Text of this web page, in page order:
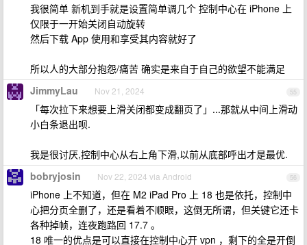
我很简单 新机到手就是设置简单调几个 控制中心在 iPhone 上
仅限于一开始关闭自动旋转
然后下载 App 使用和享受其内容就好了
所以人的大部分抱怨/痛苦 确实是来自于自己的欲望不能满足
55
JimmyLau Nov 21, 2024
「每次拉下来想要上滑关闭都变成翻页了」...那就从中间上滑动
小白条退出呗.
我是很讨厌,控制中心从右上角下滑,以前从底部呼出才是最优.
56
bobryjosin Nov 22, 2024 via Android
iPhone 上不知道，但在 M2 iPad Pro 上 18 也是依托，控制中
心把分页全删了，还是看着不顺眼，这倒无所谓，但关键它还卡
各种掉帧，连夜跑路回 17.7 。
18 唯一的优点是可以直接在控制中心开 vpn ，剩下的全是开倒